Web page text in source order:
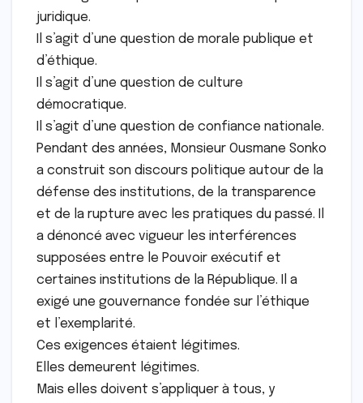
juridique.
Il s’agit d’une question de morale publique et
d’éthique.
Il s’agit d’une question de culture
démocratique.
Il s’agit d’une question de confiance nationale.
Pendant des années, Monsieur Ousmane Sonko
a construit son discours politique autour de la
défense des institutions, de la transparence
et de la rupture avec les pratiques du passé. Il
a dénoncé avec vigueur les interférences
supposées entre le Pouvoir exécutif et
certaines institutions de la République. Il a
exigé une gouvernance fondée sur l’éthique
et l’exemplarité.
Ces exigences étaient légitimes.
Elles demeurent légitimes.
Mais elles doivent s’appliquer à tous, y